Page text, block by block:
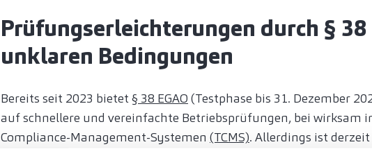
Prüfungserleichterungen durch § 38
unklaren Bedingungen
Bereits seit 2023 bietet§ 38 EGAO (Testphase bis 31. Dezember
auf schnellere und vereinfachte Betriebsprüfungen, bei wirksam
Compliance-Management-Systemen (TCMS). Allerdings ist